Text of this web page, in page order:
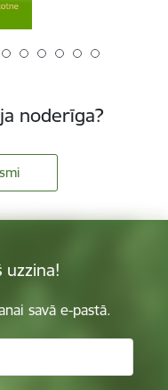
noderīga?
uzzina!
savā e-pastā.